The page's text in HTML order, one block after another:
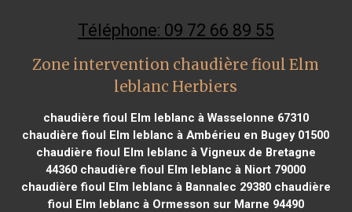
Téléphone: 09 72 66 89 55
Zone intervention chaudière fioul Elm
leblanc Herbiers
chaudière fioul Elm leblanc à Wasselonne 67310
chaudière fioul Elm leblanc à Ambérieu en Bugey 01500
chaudière fioul Elm leblanc à Vigneux de Bretagne
44360 chaudière fioul Elm leblanc à Niort 79000
chaudière fioul Elm leblanc à Bannalec 29380chaudière
fioul Elm leblanc à Ormesson sur Marne 94490